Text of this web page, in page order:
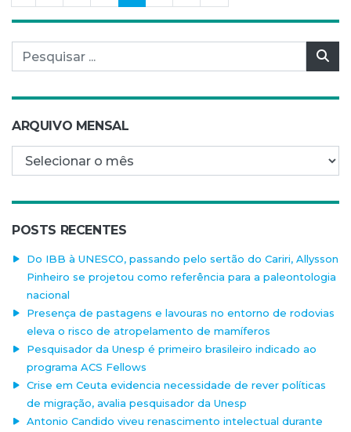
Pesquisar por:
ARQUIVO MENSAL
Arquivo mensal
POSTS RECENTES
Do IBB à UNESCO, passando pelo sertão do Cariri, Allysson
Pinheiro se projetou como referência para a paleontologia
nacional
Presença de pastagens e lavouras no entorno de rodovias
eleva o risco de atropelamento de mamíferos
Pesquisador da Unesp é primeiro brasileiro indicado ao
programa ACS Fellows
Crise em Ceuta evidencia necessidade de rever políticas
de migração, avalia pesquisador da Unesp
Antonio Candido viveu renascimento intelectual durante